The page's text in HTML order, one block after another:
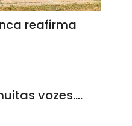
reafirma
vozes.…